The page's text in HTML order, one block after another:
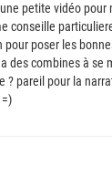
petite vidéo
conseille
poser les
des combines à
? pareil pour la